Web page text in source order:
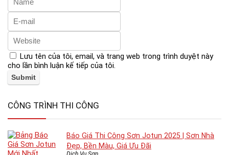
Lưu tên của tôi, email, và trang web trong trình duyệt này
cho lần bình luận kế tiếp của tôi.
CÔNG TRÌNH THI CÔNG
Báo Giá Thi Công Sơn Jotun 2025 | Sơn Nhà
Đẹp, Bền Màu, Giá Ưu Đãi